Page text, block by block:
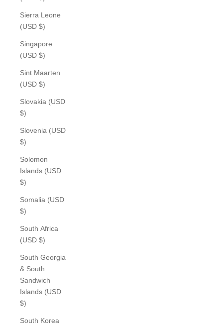
Sierra Leone
(USD $)
Singapore
(USD $)
Sint Maarten
(USD $)
Slovakia (USD
$)
Slovenia (USD
$)
Solomon
Islands (USD
$)
Somalia (USD
$)
South Africa
(USD $)
South Georgia
& South
Sandwich
Islands (USD
$)
South Korea